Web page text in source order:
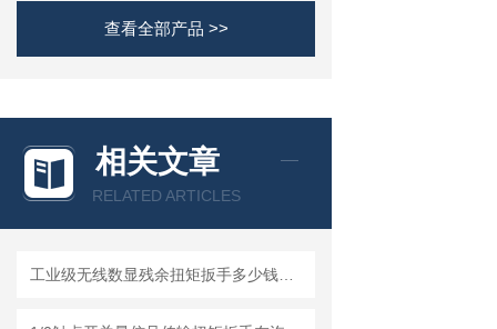
查看全部产品 >>
相关文章
RELATED ARTICLES